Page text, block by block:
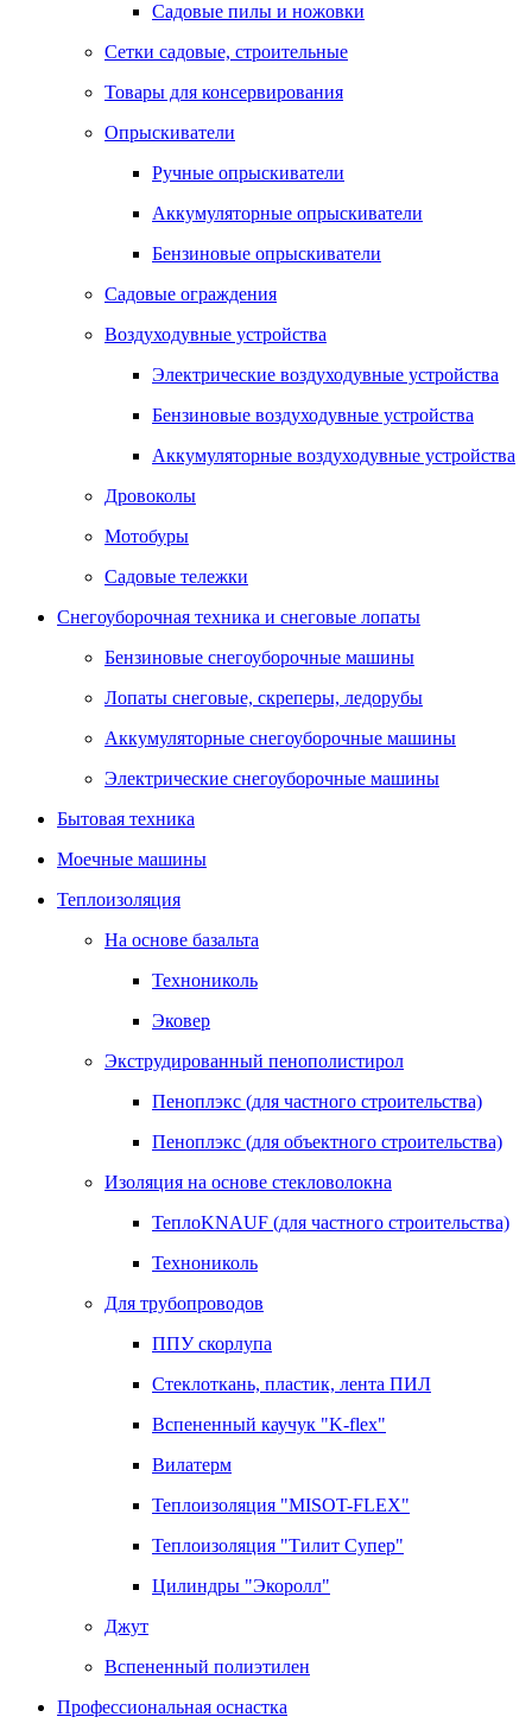
Садовые пилы и ножовки
Сетки садовые, строительные
Товары для консервирования
Опрыскиватели
Ручные опрыскиватели
Аккумуляторные опрыскиватели
Бензиновые опрыскиватели
Садовые ограждения
Воздуходувные устройства
Электрические воздуходувные устройства
Бензиновые воздуходувные устройства
Аккумуляторные воздуходувные устройства
Дровоколы
Мотобуры
Садовые тележки
Снегоуборочная техника и снеговые лопаты
Бензиновые снегоуборочные машины
Лопаты снеговые, скреперы, ледорубы
Аккумуляторные снегоуборочные машины
Электрические снегоуборочные машины
Бытовая техника
Моечные машины
Теплоизоляция
На основе базальта
Технониколь
Эковер
Экструдированный пенополистирол
Пеноплэкс (для частного строительства)
Пеноплэкс (для объектного строительства)
Изоляция на основе стекловолокна
ТеплоKNAUF (для частного строительства)
Технониколь
Для трубопроводов
ППУ скорлупа
Стеклоткань, пластик, лента ПИЛ
Вспененный каучук "K-flex"
Вилатерм
Теплоизоляция "MISOT-FLEX"
Теплоизоляция "Тилит Супер"
Цилиндры "Экоролл"
Джут
Вспененный полиэтилен
Профессиональная оснастка